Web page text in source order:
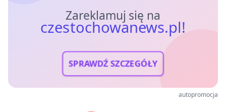
Zareklamuj się na
czestochowanews.pl!
SPRAWDŹ SZCZEGÓŁY
autopromocja